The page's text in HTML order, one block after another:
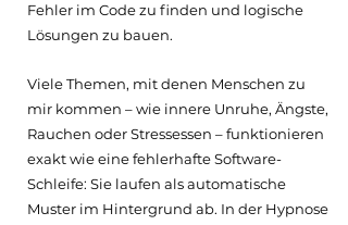
Fehler im Code zu finden und logische
Lösungen zu bauen.
Viele Themen, mit denen Menschen zu
mir kommen – wie innere Unruhe, Ängste,
Rauchen oder Stressessen – funktionieren
exakt wie eine fehlerhafte Software-
Schleife: Sie laufen als automatische
Muster im Hintergrund ab. In der Hypnose